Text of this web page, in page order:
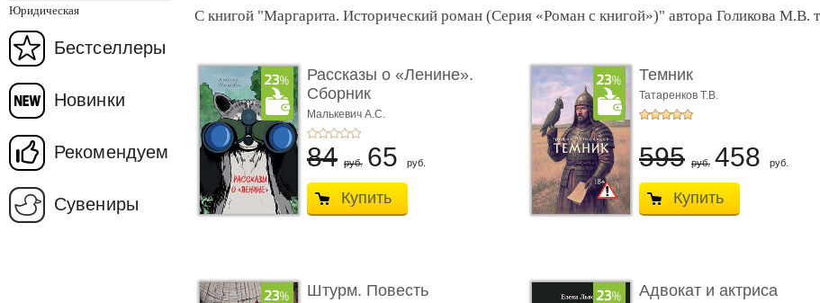
Юридическая
Бестселлеры
Новинки
Рекомендуем
Сувениры
С книгой "Маргарита. Исторический роман (Серия «Роман с книгой»)" автора Голикова М.В.
Рассказы о «Ленине».
Сборник
Малькевич А.С.
84 руб. 65 руб.
Купить
Темник
Татаренков Т.В.
595 руб. 458 руб.
Купить
Штурм. Повесть Адвокат и актриса